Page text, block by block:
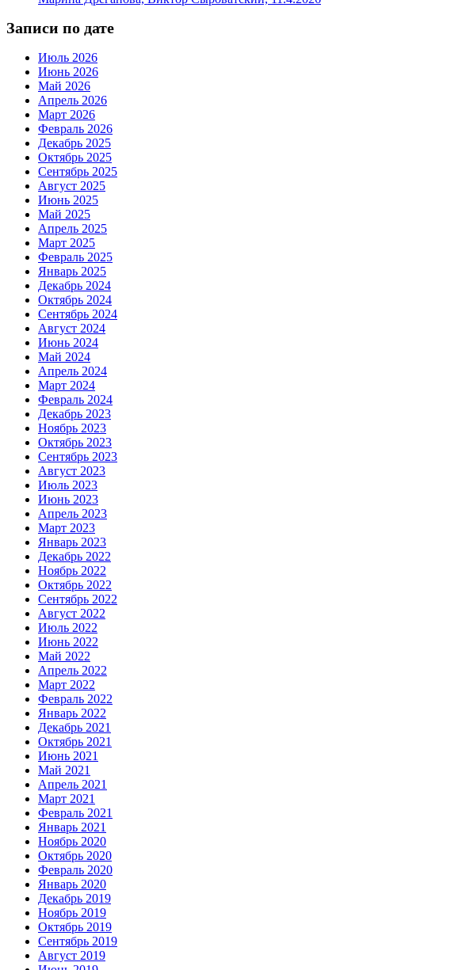
Записи по дате
Июль 2026
Июнь 2026
Май 2026
Апрель 2026
Март 2026
Февраль 2026
Декабрь 2025
Октябрь 2025
Сентябрь 2025
Август 2025
Июнь 2025
Май 2025
Апрель 2025
Март 2025
Февраль 2025
Январь 2025
Декабрь 2024
Октябрь 2024
Сентябрь 2024
Август 2024
Июнь 2024
Май 2024
Апрель 2024
Март 2024
Февраль 2024
Декабрь 2023
Ноябрь 2023
Октябрь 2023
Сентябрь 2023
Август 2023
Июль 2023
Июнь 2023
Апрель 2023
Март 2023
Январь 2023
Декабрь 2022
Ноябрь 2022
Октябрь 2022
Сентябрь 2022
Август 2022
Июль 2022
Июнь 2022
Май 2022
Апрель 2022
Март 2022
Февраль 2022
Январь 2022
Декабрь 2021
Октябрь 2021
Июнь 2021
Май 2021
Апрель 2021
Март 2021
Февраль 2021
Январь 2021
Ноябрь 2020
Октябрь 2020
Февраль 2020
Январь 2020
Декабрь 2019
Ноябрь 2019
Октябрь 2019
Сентябрь 2019
Август 2019